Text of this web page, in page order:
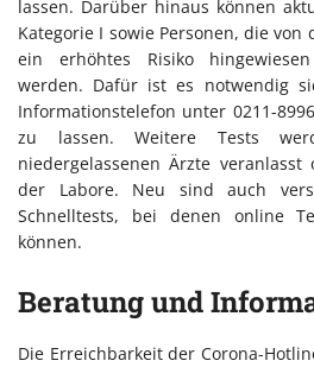
lassen. Darüber hinaus können
Kategorie I sowie Personen, die von
ein erhöhtes Risiko
werden. Dafür ist es notwendig
Informationstelefon unter 0211-
zu lassen. Weitere Tests
niedergelassenen Ärzte
der Labore. Neu sind auch
Schnelltests, bei denen online
können.
Beratung und
Die Erreichbarkeit der Corona-